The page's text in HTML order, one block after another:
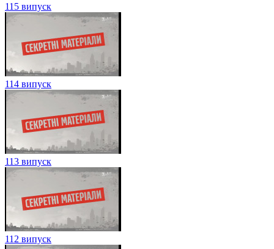
115 випуск
114 випуск
113 випуск
112 випуск